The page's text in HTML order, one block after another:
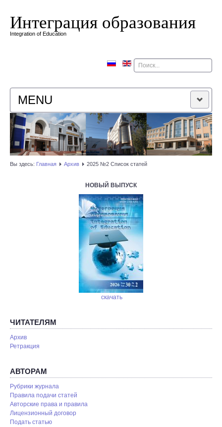
Интеграция образования
Integration of Education
Поиск
MENU
ГЛАВНАЯ
РЕДАКЦИОННАЯ КОЛЛЕГИЯ
Вы здесь: Главная Архив 2025 №2 Список статей
НОВЫЙ ВЫПУСК
скачать
ЧИТАТЕЛЯМ
Архив
Ретракция
АВТОРАМ
Рубрики журнала
Правила подачи статей
Авторские права и правила
Лицензионный договор
Подать статью